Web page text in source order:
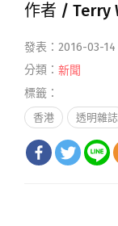
作者 / Terry
發表：2016-03-14
分類： 新聞
標籤：
香港 透明雜誌